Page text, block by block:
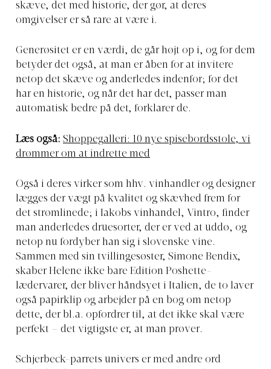
skæve, det med historie, der gør, at deres
omgivelser er så rare at være i.
Generøsitet er en værdi, de går højt op i, og for dem
betyder det også, at man er åben for at invitere
netop det skæve og anderledes indenfor; for det
har en historie, og når det har det, passer man
automatisk bedre på det, forklarer de.
Læs også: Shoppegalleri: 10 nye spisebordsstole, vi
drømmer om at indrette med
Også i deres virker som hhv. vinhandler og designer
lægges der vægt på kvalitet og skævhed frem for
det strømlinede; i Iakobs vinhandel, Vintro, finder
man anderledes druesorter, der er ved at uddø, og
netop nu fordyber han sig i slovenske vine.
Sammen med sin tvillingesøster, Simone Bendix,
skaber Helene ikke bare Edition Poshette-
lædervarer, der bliver håndsyet i Italien, de to laver
også papirklip og arbejder på en bog om netop
dette, der bl.a. opfordrer til, at det ikke skal være
perfekt – det vigtigste er, at man prøver.
Schjerbeck-parrets univers er med andre ord